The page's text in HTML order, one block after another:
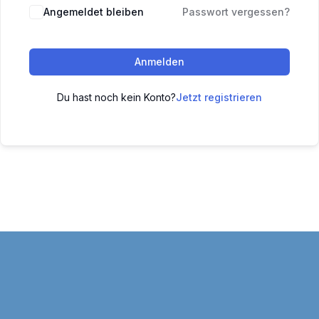
Angemeldet bleiben Passwort vergessen?
Anmelden
Du hast noch kein Konto?Jetzt registrieren